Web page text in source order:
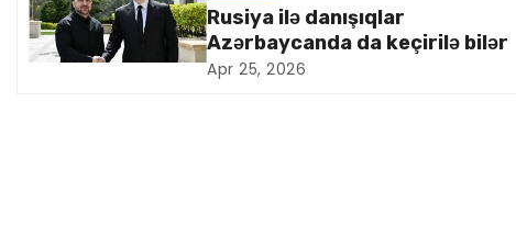
i
q
Rusiya ilə danışıqlar
Azərbaycanda da keçirilə bilər
Apr 25, 2026